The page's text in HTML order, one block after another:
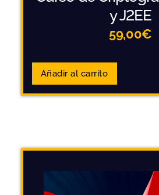
y J2EE
59,00€
Añadir al carrito